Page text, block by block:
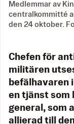
Medlemmar av
centralkommitté
den 24 oktober.
Chefen för
militären
befälhavaren
en tjänst som
general, som
allierad till